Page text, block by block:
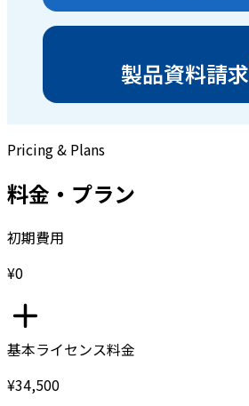
製品資料請求
Pricing & Plans
料金・プラン
初期費用
¥0
基本ライセンス料金
¥34,500